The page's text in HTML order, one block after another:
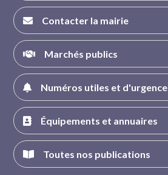
Contacter la mairie
Marchés publics
Numéros utiles et d'urgence
Équipements et annuaires
Toutes nos publications